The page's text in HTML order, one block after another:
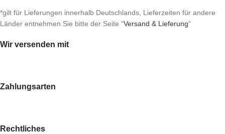
*gilt für Lieferungen innerhalb Deutschlands, Lieferzeiten für andere
Länder entnehmen Sie bitte der Seite “Versand & Lieferung“
Wir versenden mit
Zahlungsarten
Rechtliches